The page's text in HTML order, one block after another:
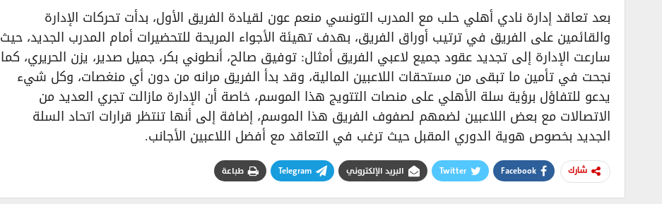
بعد تعاقد إدارة نادي أهلي حلب مع المدرب التونسي منعم عون لقيادة الفريق الأول، بدأت تحركات الإدارة
والقائمين على الفريق في ترتيب أوراق الفريق، بهدف تهيئة الأجواء المريحة للتحضيرات أمام المدرب الجديد، حيث
سارعت الإدارة إلى تجديد عقود جميع لاعبي الفريق أمثال: توفيق صالح، أنطوني بكر، جميل صدير، يزن الحريري، كما
نجحت في تأمين ما تبقى من مستحقات اللاعبين المالية، وقد بدأ الفريق مرانه من دون أي منغصات، وكل شيء
يدعو للتفاؤل برؤية سلة الأهلي على منصات التتويج هذا الموسم، خاصة أن الإدارة مازالت تجري العديد من
الاتصالات مع بعض اللاعبين لضمهم لصفوف الفريق هذا الموسم، إضافة إلى أنها تنتظر قرارات اتحاد السلة
الجديد بخصوص هوية الدوري المقبل حيث ترغب في التعاقد مع أفضل اللاعبين الأجانب.
شارك Facebook
Twitter البريد الإلكتروني Telegram طباعة